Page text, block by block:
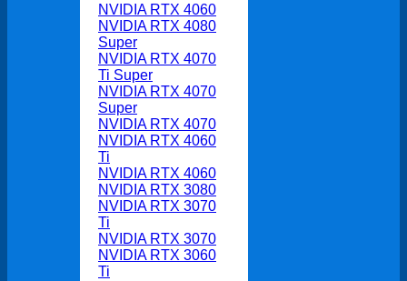
NVIDIA RTX 4060
NVIDIA RTX 4080
Super
NVIDIA RTX 4070
Ti Super
NVIDIA RTX 4070
Super
NVIDIA RTX 4070
NVIDIA RTX 4060
Ti
NVIDIA RTX 4060
NVIDIA RTX 3080
NVIDIA RTX 3070
Ti
NVIDIA RTX 3070
NVIDIA RTX 3060
Ti